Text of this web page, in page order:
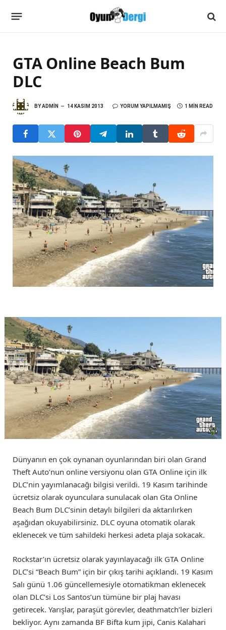
GTA Online Beach Bum
DLC
BYADMIN 14 KASIM 2013 YORUM YAPILMAMIŞ 1 MIN READ
Dünyanın en çok oynanan oyunlarından biri olan Grand
Theft Auto’nun online versiyonu olan GTA Online için ilk
DLC’nin yayımlanacağı bilgisi verildi. 19 Kasım tarihinde
ücretsiz olarak oyunculara sunulacak olan Gta Online
Beach Bum DLC’sinin detaylı bilgileri da aktarılırken
aşağıdan okuyabilirsiniz. DLC oyuna otomatik olarak
eklenecek ve tüm sahildeki herkesi adeta plaja sokacak.
Rockstar’ın ücretsiz olarak yayınlayacağı ilk GTA Online
DLC’si “Beach Bum” için bir çıkış tarihi açıklandı. 19 Kasım
Salı günü 1.06 güncellemesiyle otomatikman eklenecek
olan DLC’si Los Santos’un tümüne bir plaj havası
getirecek. Yarışlar, paraşüt görevler, deathmatch’ler bizleri
bekliyor. Aynı zamanda BF Bifta kum jipi, Canis Kalahari